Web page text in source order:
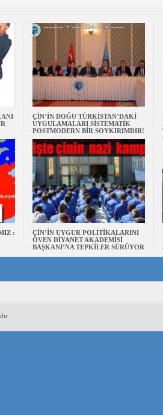
ÇİN’İN DOĞU TÜRKİSTAN’DAKİ
UYGULAMALARI SİSTEMATİK
POSTMODERN BİR SOYKIRIMDIR!
:
ÇİN’İN UYGUR POLİTİKALARINI
ÖVEN DİYANET AKADEMİSİ
BAŞKANI’NA TEPKİLER SÜRÜYOR